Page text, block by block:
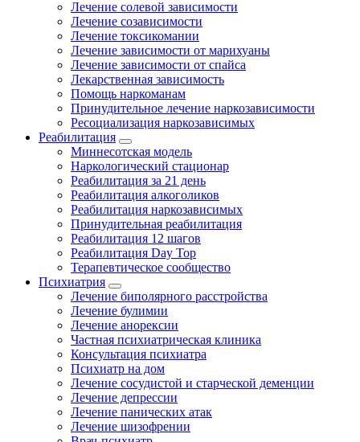
Лечение солевой зависимости
Лечение созависимости
Лечение токсикомании
Лечение зависимости от марихуаны
Лечение зависимости от спайса
Лекарственная зависимость
Помощь наркоманам
Принудительное лечение наркозависимости
Ресоциализация наркозависимых
Реабилитация
Миннесотская модель
Наркологический стационар
Реабилитация за 21 день
Реабилитация алкоголиков
Реабилитация наркозависимых
Принудительная реабилитация
Реабилитация 12 шагов
Реабилитация Day Top
Терапевтическое сообщество
Психиатрия
Лечение биполярного расстройства
Лечение булимии
Лечение анорексии
Частная психиатрическая клиника
Консультация психиатра
Психиатр на дом
Лечение сосудистой и старческой деменции
Лечение депрессии
Лечение панических атак
Лечение шизофрении